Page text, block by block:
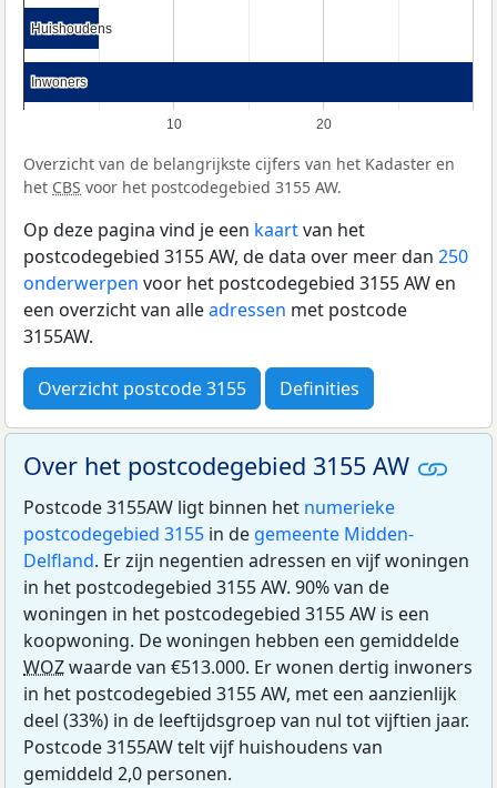
10 20
Huishoudens
Huishoudens
Inwoners
Inwoners
Overzicht van de belangrijkste cijfers van het Kadaster en
het CBS voor het postcodegebied 3155 AW.
Op deze pagina vind je een kaartvan het
postcodegebied 3155 AW, de data over meer dan 250
onderwerpen voor het postcodegebied 3155 AW en
een overzicht van alleadressen met postcode
3155AW.
Overzicht postcode 3155 Definities
Over het postcodegebied 3155 AW
Postcode 3155AW ligt binnen het numerieke
postcodegebied 3155 in de gemeente Midden-
Delfland. Er zijn negentien adressen en vijf woningen
in het postcodegebied 3155 AW. 90% van de
woningen in het postcodegebied 3155 AW is een
koopwoning. De woningen hebben een gemiddelde
WOZwaarde van €513.000. Er wonen dertig inwoners
in het postcodegebied 3155 AW, met een aanzienlijk
deel (33%) in de leeftijdsgroep van nul tot vijftien jaar.
Postcode 3155AW telt vijf huishoudens van
gemiddeld 2,0 personen.